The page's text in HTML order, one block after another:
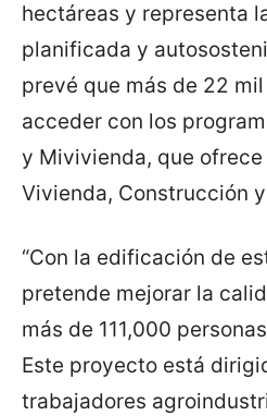
hectáreas y representa
planificada y
prevé que más de 22
acceder con los
y Mivivienda, que
Vivienda, Construcción
“Con la edificación de
pretende mejorar la
más de 111,000
Este proyecto está
trabajadores